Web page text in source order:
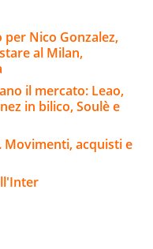
Nico Gonzalez,
al Milan,
il mercato: Leao,
in bilico, Soulè e
Movimenti, acquisti e